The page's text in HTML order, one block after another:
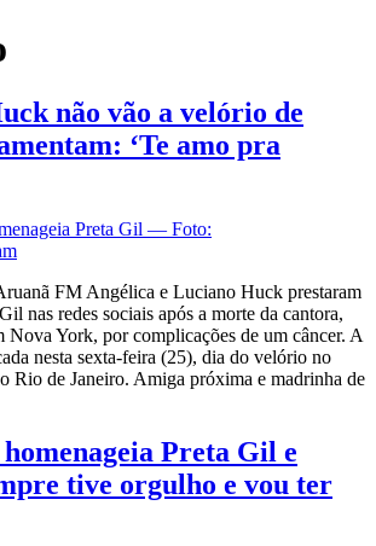
não vão a velório de
‘Te amo pra
FM Angélica e Luciano Huck prestaram
nas redes sociais após a morte da cantora,
Nova York, por complicações de um câncer. A
nesta sexta-feira (25), dia do velório no
Rio de Janeiro. Amiga próxima e madrinha de
Preta Gil e
tive orgulho e vou ter